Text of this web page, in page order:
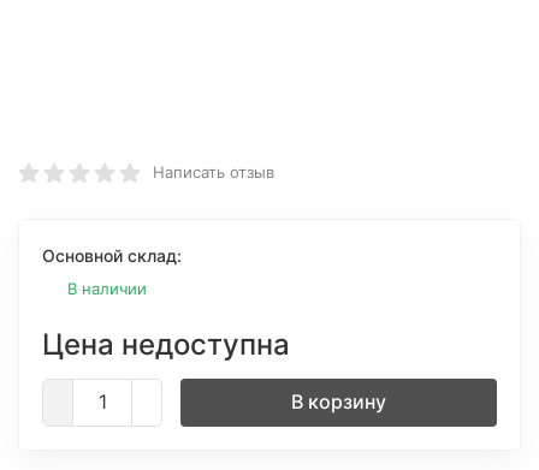
Написать отзыв
Основной склад:
В наличии
Цена недоступна
В корзину